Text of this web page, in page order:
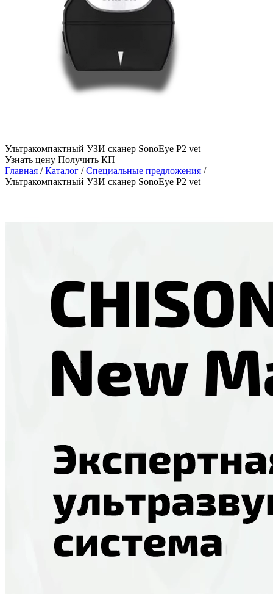
Ультракомпактный УЗИ сканер SonoEye P2 vet
Узнать цену Получить КП
Главная /Каталог /Специальные предложения /
Ультракомпактный УЗИ сканер SonoEye P2 vet